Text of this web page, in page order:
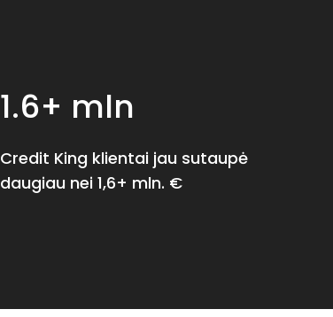
1.6+ mln
Credit King klientai jau sutaupė
daugiau nei 1,6+ mln. €